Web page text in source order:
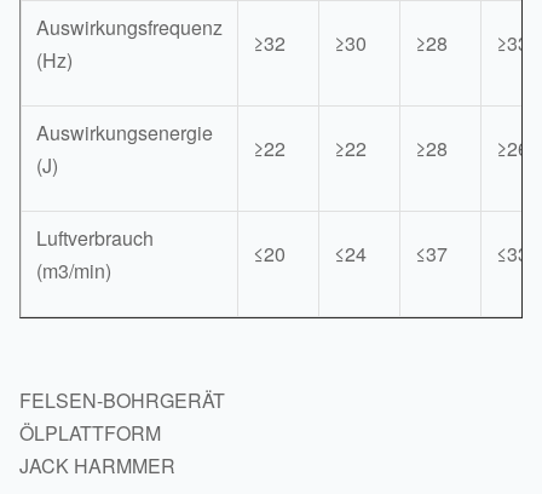
Auswirkungsfrequenz
(Hz)
≥32 ≥30 ≥28 ≥33
Auswirkungsenergie
(J)
≥22 ≥22 ≥28 ≥26
Luftverbrauch
(m3/min)
≤20 ≤24 ≤37 ≤33
FELSEN-BOHRGERÄT
ÖLPLATTFORM
JACK HARMMER